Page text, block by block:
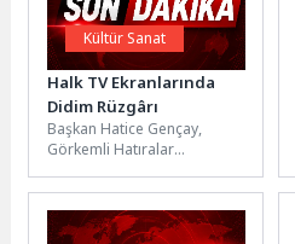
Kültür Sanat
Halk TV Ekranlarında
Didim Rüzgârı
Başkan Hatice Gençay,
Görkemli Hatıralar
OlduDidim Belediye Başkanı
Hatice Gençay, Halk TV
ekranlarında...